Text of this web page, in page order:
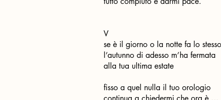
V
se è il giorno o la notte fa lo stesso
l’autunno di adesso m’ha fermata
alla tua ultima estate
fisso a quel nulla il tuo orologio